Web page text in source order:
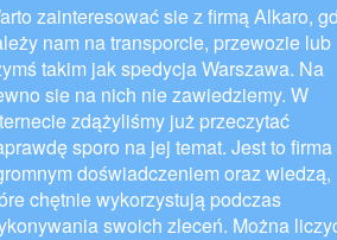
zainteresować sie z firmą Alkaro,
nam na transporcie, przewozie lub
takim jak spedycja Warszawa. Na
sie na nich nie zawiedziemy. W
zdążyliśmy już przeczytać
sporo na jej temat. Jest to firma
doświadczeniem oraz wiedzą,
chętnie wykorzystują podczas
swoich zleceń. Można